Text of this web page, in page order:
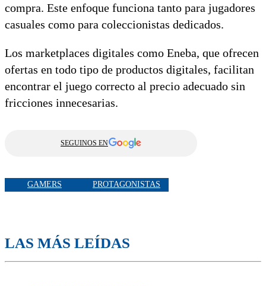
compra. Este enfoque funciona tanto para jugadores
casuales como para coleccionistas dedicados.
Los marketplaces digitales como Eneba, que ofrecen
ofertas en todo tipo de productos digitales, facilitan
encontrar el juego correcto al precio adecuado sin
fricciones innecesarias.
SEGUINOS EN
GAMERS PROTAGONISTAS
LAS MÁS LEÍDAS